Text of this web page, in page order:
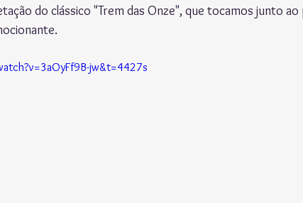
do clássico "Trem das Onze", que tocamos junto ao
jw&t=4427s